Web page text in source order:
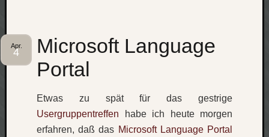
Microsoft Language
Portal
Apr.
4
Etwas zu spät für das gestrige
Usergruppentreffen habe ich heute morgen
erfahren, daß das Microsoft Language Portal